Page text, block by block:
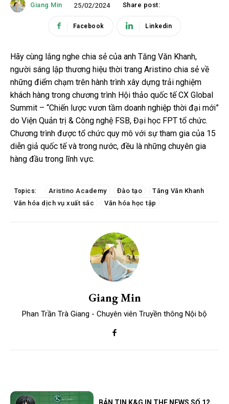
Giang Min 25/02/2024 Share post:
Facebook Linkedin
Hãy cùng lắng nghe chia sẻ của anh Tăng Văn Khanh,
người sáng lập thương hiệu thời trang Aristino chia sẻ về
những điểm chạm trên hành trình xây dựng trải nghiệm
khách hàng trong chương trình Hội thảo quốc tế CX Global
Summit – “Chiến lược vươn tầm doanh nghiệp thời đại mới”
do Viện Quản trị & Công nghệ FSB, Đại học FPT tổ chức.
Chương trình được tổ chức quy mô với sự tham gia của 15
diễn giả quốc tế và trong nước, đều là những chuyên gia
hàng đầu trong lĩnh vực.
Topics: Aristino Academy Đào tạo
Tăng Văn Khanh
Văn hóa dịch vụ xuất sắc
Văn hóa học tập
Giang Min
Phan Trần Trà Giang - Chuyên viên Truyền thông Nội bộ